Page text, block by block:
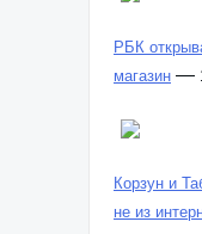
РБК
магазин —
Корзун и
не из